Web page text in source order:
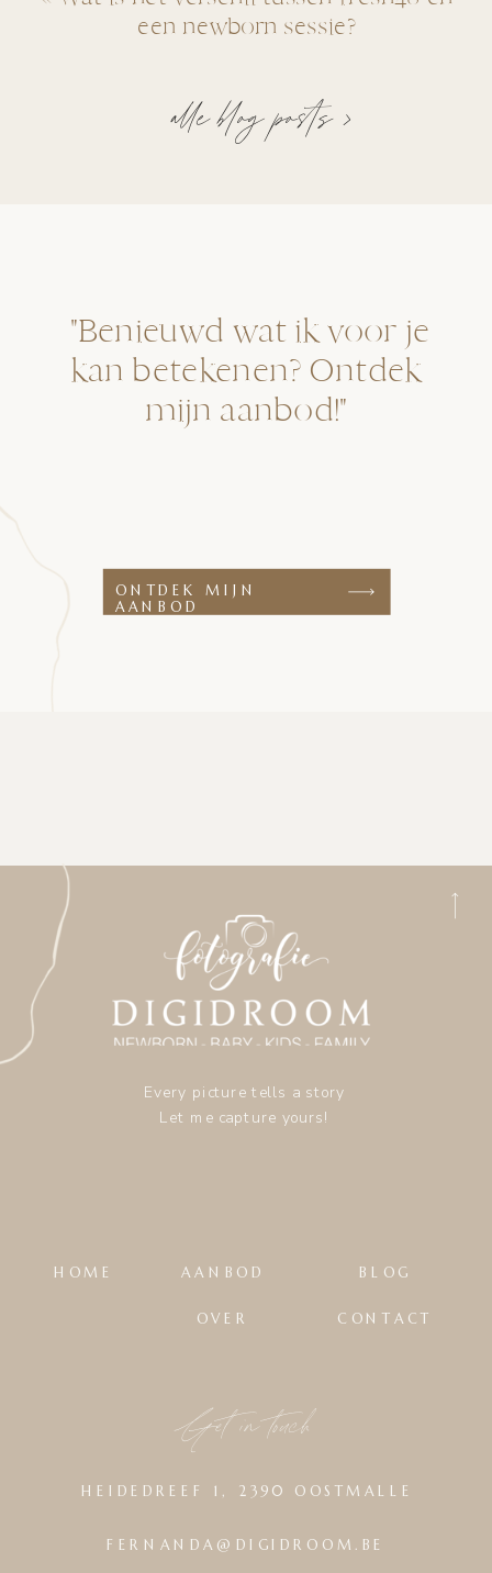
alle blog posts >
een newborn sessie?
ONTDEK MIJN
AANBOD
"Benieuwd wat ik voor je
kan betekenen? Ontdek
mijn aanbod!"
FERNANDA@DIGIDROOM.BE
HEIDEDREEF 1, 2390 OOSTMALLE
Get in touch
CONTACT
OVER
BLOG
AANBOD
HOME
Every picture tells a story
Let me capture yours!